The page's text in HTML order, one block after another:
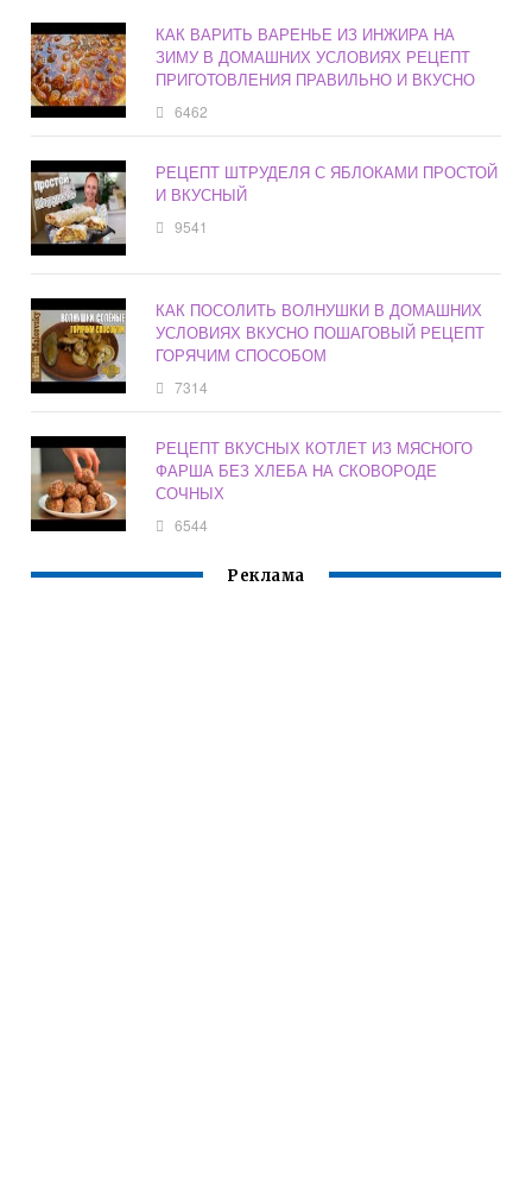
КАК ВАРИТЬ ВАРЕНЬЕ ИЗ ИНЖИРА НА
ЗИМУ В ДОМАШНИХ УСЛОВИЯХ РЕЦЕПТ
ПРИГОТОВЛЕНИЯ ПРАВИЛЬНО И ВКУСНО
6462
РЕЦЕПТ ШТРУДЕЛЯ С ЯБЛОКАМИ ПРОСТОЙ
И ВКУСНЫЙ
9541
КАК ПОСОЛИТЬ ВОЛНУШКИ В ДОМАШНИХ
УСЛОВИЯХ ВКУСНО ПОШАГОВЫЙ РЕЦЕПТ
ГОРЯЧИМ СПОСОБОМ
7314
РЕЦЕПТ ВКУСНЫХ КОТЛЕТ ИЗ МЯСНОГО
ФАРША БЕЗ ХЛЕБА НА СКОВОРОДЕ
СОЧНЫХ
6544
Реклама